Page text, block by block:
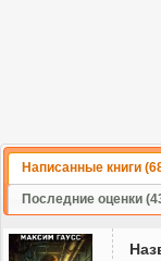
Написанные книги
Последние оценки